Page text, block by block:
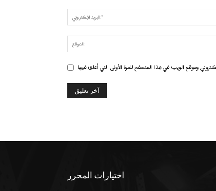
اختيارات المحرر